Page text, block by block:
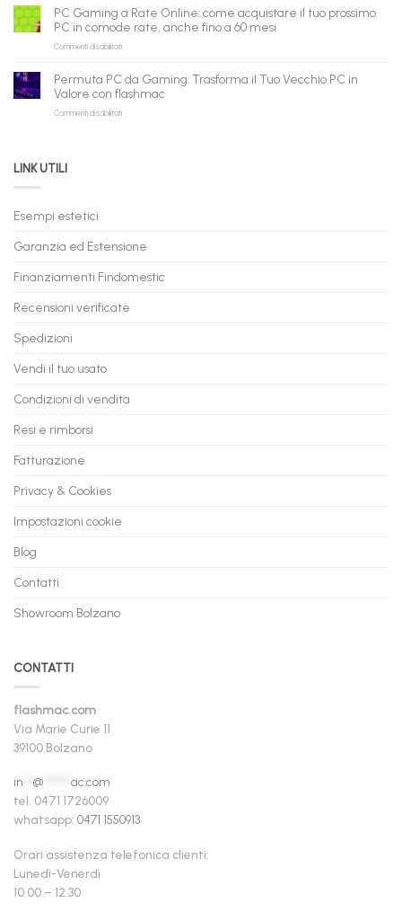
può
fare
qui
B2B
flashmac
per
rivenditori
Gaming
in
Pronta
Consegna
Nuovi
Ricondizionati,
Spedizione
PC Gaming a Rate Online: come acquistare il tuo prossimo
PC in comode rate, anche fino a 60 mesi
Commenti disabilitatisu
Gaming
Rate
Online:
anche
a
Permuta PC da Gaming: Trasforma il Tuo Vecchio PC in
Valore con flashmac
Commenti disabilitatisu
in
con
LINK UTILI
Esempi estetici
Garanzia ed Estensione
Finanziamenti Findomestic
Recensioni verificate
Spedizioni
Vendi il tuo usato
Condizioni di vendita
Resi e rimborsi
Fatturazione
Privacy & Cookies
Impostazioni cookie
Blog
Contatti
Showroom Bolzano
CONTATTI
flashmac.com
Via Marie Curie 11
39100 Bolzano
in @
ac.com
tel. 0471 1726009
whatsapp: 0471 1550913
Orari assistenza telefonica clienti:
Lunedì-Venerdì
10.00 – 12.30